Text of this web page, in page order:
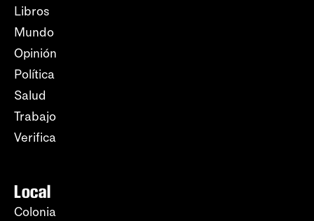
Libros
Mundo
Opinión
Política
Salud
Trabajo
Verifica
Local
Colonia